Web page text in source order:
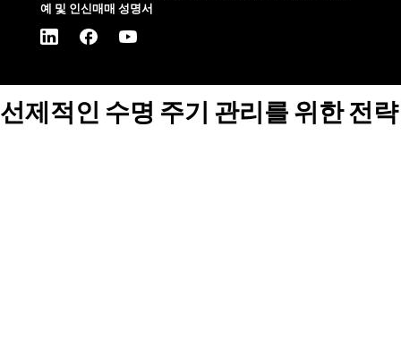
예 및 인신매매 성명서
선제적인 수명 주기 관리를 위한 전략